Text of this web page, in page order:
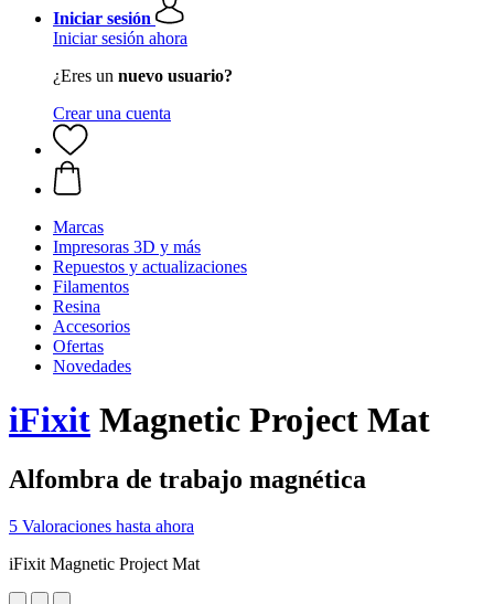
Iniciar sesión
Iniciar sesión ahora
¿Eres un nuevo usuario?
Crear una cuenta
Marcas
Impresoras 3D y más
Repuestos y actualizaciones
Filamentos
Resina
Accesorios
Ofertas
Novedades
iFixit Magnetic Project Mat
Alfombra de trabajo magnética
5 Valoraciones hasta ahora
iFixit Magnetic Project Mat